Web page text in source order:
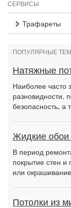
СЕРВИСЫ
Трафареты
ПОПУЛЯРНЫЕ
Натяжные
Наиболее часто
разновидности,
безопасность, а
Жидкие обои
В период
покрытие стен
или
Потолки из